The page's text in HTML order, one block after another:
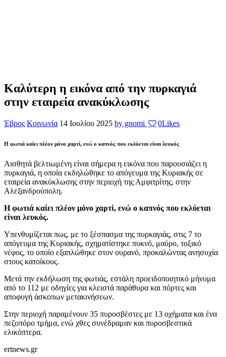
Καλύτερη η εικόνα από την πυρκαγιά
στην εταιρεία ανακύκλωσης
Έβρος Κοινωνία 14 Ιουλίου 2025 by gnomi 0Likes
Η φωτιά καίει πλέον μόνο χαρτί, ενώ ο καπνός που εκλύεται είναι λευκός
Αισθητά βελτιωμένη είναι σήμερα η εικόνα που παρουσιάζει η
πυρκαγιά, η οποία εκδηλώθηκε το απόγευμα της Κυριακής σε
εταιρεία ανακύκλωσης στην περιοχή της Αμφιτρίτης, στην
Αλεξανδρούπολη.
Η φωτιά καίει πλέον μόνο χαρτί, ενώ ο καπνός που εκλύεται
είναι λευκός.
Υπενθυμίζεται πως, με το ξέσπασμα της πυρκαγιάς, στις 7 το
απόγευμα της Κυριακής, σχηματίστηκε πυκνό, μαύρο, τοξικό
νέφος, το οποίο εξαπλώθηκε στον ουρανό, προκαλώντας ανησυχία
στους κατοίκους.
Μετά την εκδήλωση της φωτιάς, εστάλη προειδοποιητικό μήνυμα
από το 112 με οδηγίες για κλειστά παράθυρα και πόρτες και
αποφυγή άσκοπων μετακινήσεων.
Στην περιοχή παραμένουν 35 πυροσβέστες με 13 οχήματα και ένα
πεζοπόρο τμήμα, ενώ χθες συνέδραμαν και πυροσβεστικά
ελικόπτερα.
ertnews.gr